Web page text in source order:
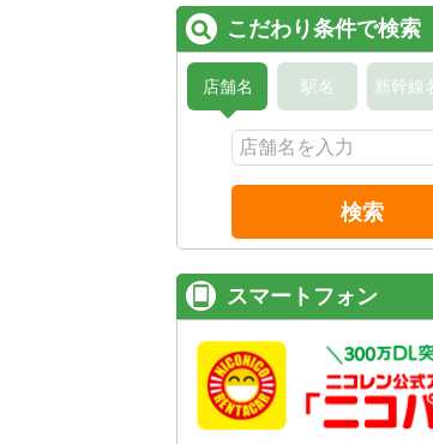
こだわり条件で検索
店舗名 駅名 新幹線
検索
スマートフォン